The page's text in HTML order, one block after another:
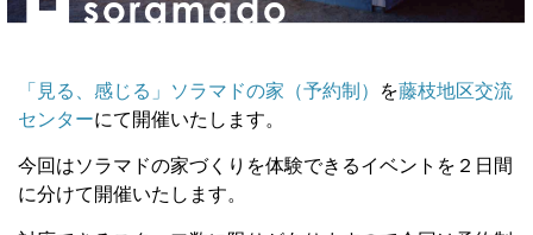
「見る、感じる」ソラマドの家（予約制） を藤枝地区交流
センターにて開催いたします。
今回はソラマドの家づくりを体験できるイベントを２日間
に分けて開催いたします。